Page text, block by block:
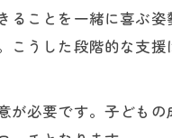
サービスと家庭でで
ら見た円滑な情報共有
ことを一緒に喜ぶ
うした段階的な支
必要です。子ども